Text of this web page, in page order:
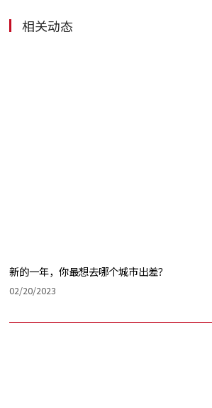
相关动态
新的一年，你最想去哪个城市出差？
02/20/2023